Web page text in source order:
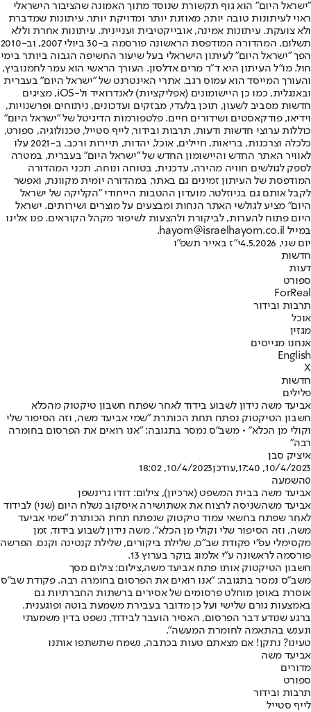
"ישראל היום" הוא גוף תקשורת שנוסד מתוך האמונה שהציבור הישראלי
ראוי לעיתונות טובה יותר, מאוזנת יותר ומדויקת יותר. עיתונות שמדברת
ולא צועקת. עיתונות אמינה, אובייקטיבית ועניינית. עיתונות אחרת וללא
תשלום. המהדורה המודפסת הראשונה פורסמה ב-30 ביולי 2007, וב-2010
הפך "ישראל היום" לעיתון הישראלי בעל שיעור החשיפה הגבוה ביותר בימי
חול. מו"ל העיתון היא ד"ר מרים אדלסון. העורך הראשי הוא עמר לחמנוביץ,
והעורך המייסד הוא עמוס רגב. אתרי האינטרנט של "ישראל היום" בעברית
ובאנגלית, כמו כן היישומונים (אפליקציות) לאנדרואיד ול-iOS, מציגים
חדשות מסביב לשעון, תוכן בלעדי, מבזקים ועדכונים, ניתוחים ופרשנויות,
וידיאו, פודקאסטים ושידורים חיים. פלטפורמות הדיגיטל של "ישראל היום"
כוללות ערוצי חדשות ודעות, תרבות ובידור, לייף סטייל, טכנולוגיה, ספורט,
כלכלה וצרכנות, בריאות, חיילים, אוכל, יהדות, תיירות ורכב. ב-2021 עלו
לאוויר האתר החדש והיישומון החדש של "ישראל היום" בעברית, במטרה
לספק לגולשים חוויה מהירה, עדכנית, בטוחה ונוחה. תכני המהדורה
המודפסת של העיתון זמינים גם באתר, במהדורה יומית מקוונת, ואפשר
לקבל אותם גם בניוזלטר. מועדון ההטבות הייחודי "הקליקה של ישראל
היום" מציע לגולשי האתר הנחות ומבצעים על מוצרים ושירותים. ישראל
היום פתוח להערות, לביקורת ולהצעות לשיפור מקהל הקוראים. פנו אלינו
במייל hayom@israelhayom.co.il.
יום שני, 4.5.2026
י"ז באייר תשפ"ו
חדשות
דעות
ספורט
ForReal
תרבות ובידור
אוכל
מגזין
אנחנו מגייסים
English
X
חדשות
פלילים
אביעד משה נידון לשבוע בידוד לאחר שפתח חשבון טיקטוק מהכלא
חשבון הטיקטוק נפתח תחת הכותרת "שמי אביעד משה, וזה הסיפור שלי
וקולי מן הכלא" • משב"ס נמסר בתגובה: "אנו רואים את הפרסום בחומרה
רבה"
איציק סבן
10/4/2023, 17:40
,עודכן10/4/2023, 18:02
0השמעה
אביעד משה בבית המשפט (ארכיון), צילום: דודו גרינשפן
אביעד משהשניסה לרצוח את אשתושירה איסקוב נשלח היום (שני) לבידוד
לאחר שפתח בחשאי עמוד טיקטוק שנפתח תחת הכותרת "שמי אביעד
משה, וזה הסיפור שלי וקולי מן הכלא". משה נידון לשבוע בידוד, זמן
מקסימלי עפ"י פקודת שב"ס, שלילת ביקורים, שלילת קנטינה וקנס. הפרשה
פורסמה לראשונה ע"י אלמוג בוקר בערוץ 13.
חשבון הטיקטוק אותו פתח אביעד משה,צילום: צילום מסך
משב"ס נמסר בתגובה: "אנו רואים את הפרסום בחומרה רבה. פקודת שב"ס
אוסרת באופן מוחלט פרסומים של אסירים ברשתות החברתיות גם
באמצעות גורם שלישי ועל כן מדובר בעבירת משמעת בוטה ופוגענית.
ברגע שנודע דבר הפרסום, האסיר הועבר לבידוד, נשפט בדין משמעתי
ונענש בהתאמה לחומרת המעשה".
טעינו? נתקן! אם מצאתם טעות בכתבה, נשמח שתשתפו אותנו
אביעד משה
מדורים
ספורט
תרבות ובידור
לייף סטייל